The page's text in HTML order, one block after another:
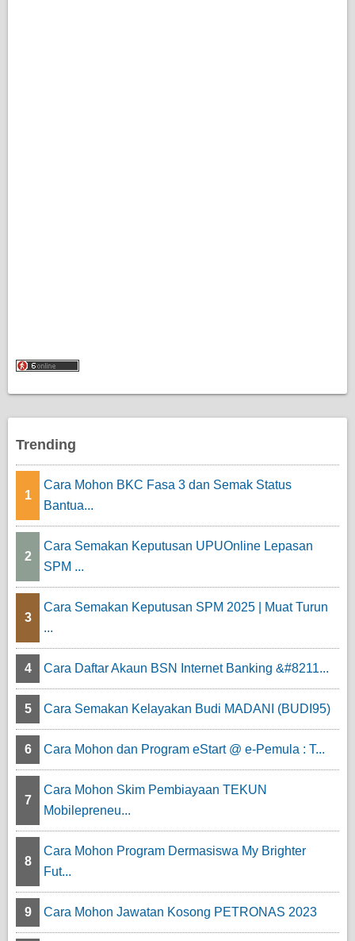
Trending
1
Cara Mohon BKC Fasa 3 dan Semak Status
Bantua...
2
Cara Semakan Keputusan UPUOnline Lepasan
SPM ...
3
Cara Semakan Keputusan SPM 2025 | Muat Turun
...
4 Cara Daftar Akaun BSN Internet Banking &#8211...
5 Cara Semakan Kelayakan Budi MADANI (BUDI95)
6 Cara Mohon dan Program eStart @ e-Pemula : T...
7
Cara Mohon Skim Pembiayaan TEKUN
Mobilepreneu...
8
Cara Mohon Program Dermasiswa My Brighter
Fut...
9 Cara Mohon Jawatan Kosong PETRONAS 2023